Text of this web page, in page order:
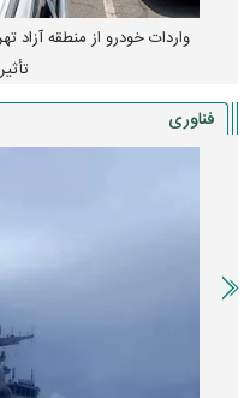
واردات خودرو از منطقه آزاد
فناوری